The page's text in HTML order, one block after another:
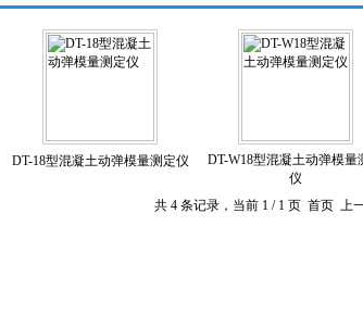
DT-18型混凝土动弹模量测定仪
DT-W18型混凝土动弹模量
仪
共 4 条记录，当前 1 / 1 页 首页